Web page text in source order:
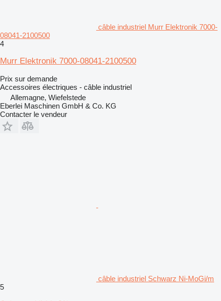
câble industriel Murr Elektronik 7000-
08041-2100500
4
Murr Elektronik 7000-08041-2100500
Prix sur demande
Accessoires électriques - câble industriel
Allemagne, Wiefelstede
Eberlei Maschinen GmbH & Co. KG
Contacter le vendeur
câble industriel Schwarz Ni-MoGi/m
5